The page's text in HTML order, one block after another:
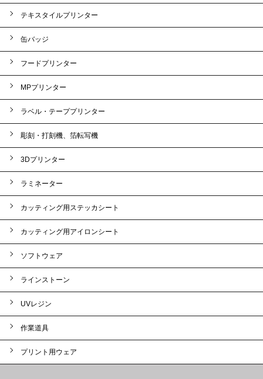
テキスタイルプリンター
缶バッジ
フードプリンター
MPプリンター
ラベル・テーププリンター
彫刻・打刻機、箔転写機
3Dプリンター
ラミネーター
カッティング用ステッカシート
カッティング用アイロンシート
ソフトウェア
ラインストーン
UVレジン
作業道具
プリント用ウェア